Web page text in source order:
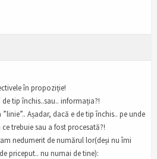
în propoziție!
tip închis..sau.. informația?!
Așadar, dacă e de tip închis.. pe unde
trebuie sau a fost procesată?!
nedumerit de numărul lor(deși nu îmi
priceput.. nu numai de tine):